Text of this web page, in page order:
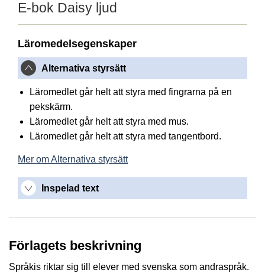
E-bok Daisy ljud
Läromedelsegenskaper
Alternativa styrsätt
Läromedlet går helt att styra med fingrarna på en
pekskärm.
Läromedlet går helt att styra med mus.
Läromedlet går helt att styra med tangentbord.
Mer om Alternativa styrsätt
Inspelad text
Förlagets beskrivning
Språkis riktar sig till elever med svenska som andraspråk.